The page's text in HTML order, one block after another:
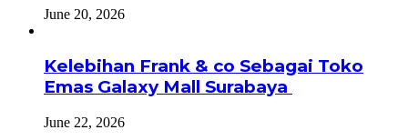
June 20, 2026
Kelebihan Frank & co Sebagai Toko
Emas Galaxy Mall Surabaya
June 22, 2026